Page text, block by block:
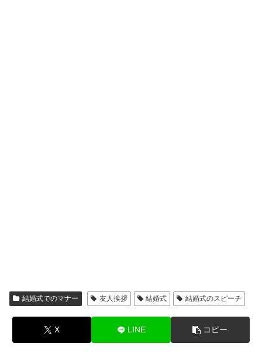
結婚式でのマナー 友人挨拶 結婚式 結婚式のスピーチ
X LINE コピー